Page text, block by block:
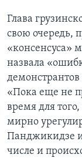
Глава
свою очередь,
«консенсуса»
назвала
демонстрантов
«Пока еще не
время для
мирно
Панджикидзе и
числе и